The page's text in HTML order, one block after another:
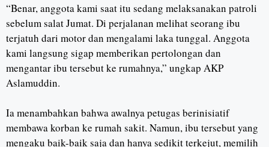
“Benar, anggota kami saat itu sedang melaksanakan patroli
sebelum salat Jumat. Di perjalanan melihat seorang ibu
terjatuh dari motor dan mengalami laka tunggal. Anggota
kami langsung sigap memberikan pertolongan dan
mengantar ibu tersebut ke rumahnya,” ungkap AKP
Aslamuddin.
Ia menambahkan bahwa awalnya petugas berinisiatif
membawa korban ke rumah sakit. Namun, ibu tersebut yang
mengaku baik-baik saja dan hanya sedikit terkejut, memilih